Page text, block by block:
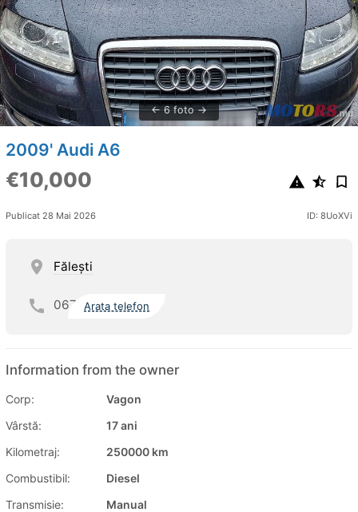
6 foto
2009' Audi A6
€10,000
Publicat 28 Mai 2026 ID: 8UoXVi
Făleşti
067 Arata telefon
Information from the owner
Corp:
Vagon
Vârstă:
17 ani
Kilometraj:
250000 km
Combustibil:
Diesel
Transmisie:
Manual